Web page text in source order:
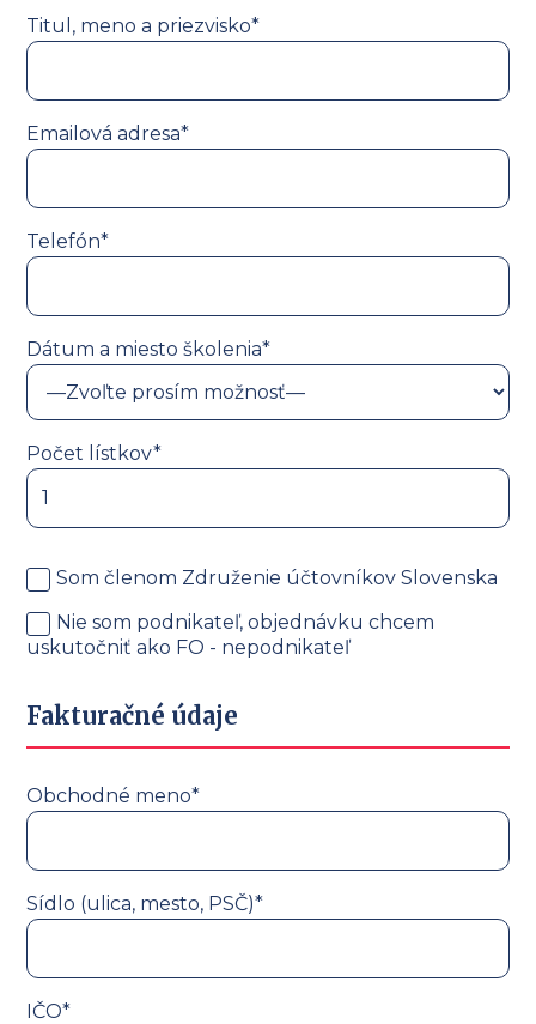
Titul, meno a priezvisko*
Emailová adresa*
Telefón*
Dátum a miesto školenia*
Počet lístkov*
Som členom Združenie účtovníkov Slovenska
Nie som podnikateľ, objednávku chcem
uskutočniť ako FO - nepodnikateľ
Fakturačné údaje
Obchodné meno*
Sídlo (ulica, mesto, PSČ)*
IČO*